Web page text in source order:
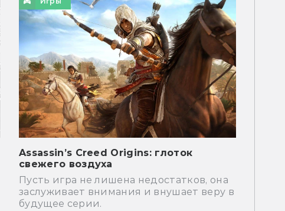
Assassin’s Creed Origins: глоток
свежего воздуха
Пусть игра не лишена недостатков, она
заслуживает внимания и внушает веру в
будущее серии.